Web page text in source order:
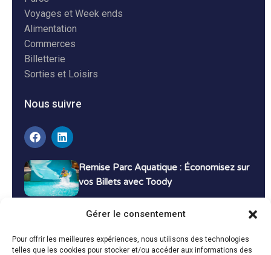
Gérer le consentement
Pour offrir les meilleures expériences, nous utilisons des technologies
telles que les cookies pour stocker et/ou accéder aux informations des
Voyages et Week ends
Alimentation
Commerces
Billetterie
Sorties et Loisirs
Nous suivre
Remise Parc Aquatique : Économisez sur
vos Billets avec Toody
Bons Plans Voyage : Économisez sur vos
Vacances avec Toody